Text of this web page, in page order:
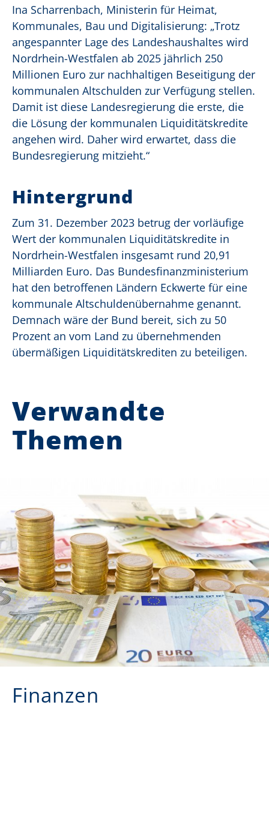
Ina Scharrenbach, Ministerin für Heimat,
Kommunales, Bau und Digitalisierung: „Trotz
angespannter Lage des Landeshaushaltes wird
Nordrhein-Westfalen ab 2025 jährlich 250
Millionen Euro zur nachhaltigen Beseitigung der
kommunalen Altschulden zur Verfügung stellen.
Damit ist diese Landesregierung die erste, die
die Lösung der kommunalen Liquiditätskredite
angehen wird. Daher wird erwartet, dass die
Bundesregierung mitzieht.“
Hintergrund
Zum 31. Dezember 2023 betrug der vorläufige
Wert der kommunalen Liquiditätskredite in
Nordrhein-Westfalen insgesamt rund 20,91
Milliarden Euro. Das Bundesfinanzministerium
hat den betroffenen Ländern Eckwerte für eine
kommunale Altschuldenübernahme genannt.
Demnach wäre der Bund bereit, sich zu 50
Prozent an vom Land zu übernehmenden
übermäßigen Liquiditätskrediten zu beteiligen.
Verwandte
Themen
Finanzen